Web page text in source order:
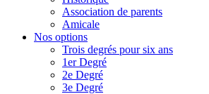
Association de parents
Amicale
Nos options
Trois degrés pour six ans
1er Degré
2e Degré
3e Degré